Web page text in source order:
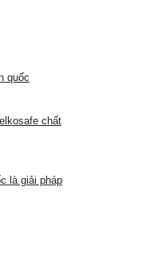
quốc
chất
là giải pháp